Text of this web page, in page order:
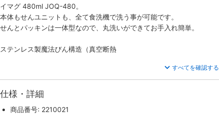
イマグ 480ml JOQ-480。
本体もせんユニットも、全て食洗機で洗う事が可能です。
せんとパッキンは一体型なので、丸洗いができてお手入れ簡単。
ステンレス製魔法びん構造（真空断熱
すべてを確認する
仕様・詳細
商品番号: 2210021